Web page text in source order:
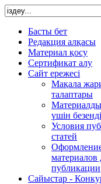
Басты бет
Редакция алқасы
Материал қосу
Сертификат алу
Сайт ережесі
Мақала
талаптары
үшін
Условия
статей
материалов
публикации
Сайыстар -